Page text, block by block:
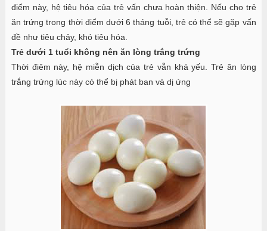
điểm này, hệ tiêu hóa của trẻ vấn chưa hoàn thiện. Nếu cho trẻ
ăn trứng trong thời điểm dưới 6 tháng tuỗi, trẻ có thể sẽ gặp vấn
đề như tiêu chảy, khó tiêu hóa.
Trẻ dưới 1 tuổi không nên ăn lòng trắng trứng
Thời điêm này, hệ miễn dịch của trẻ vẫn khá yếu. Trẻ ăn lòng
trắng trứng lúc này có thể bị phát ban và dị ứng